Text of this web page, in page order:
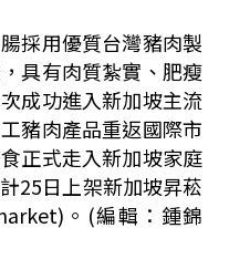
採用優質台灣豬肉製
具有肉質紮實、肥瘦
成功進入新加坡主流
豬肉產品重返國際市
正式走入新加坡家庭
25日上架新加坡昇菘
。(編輯：鍾錦